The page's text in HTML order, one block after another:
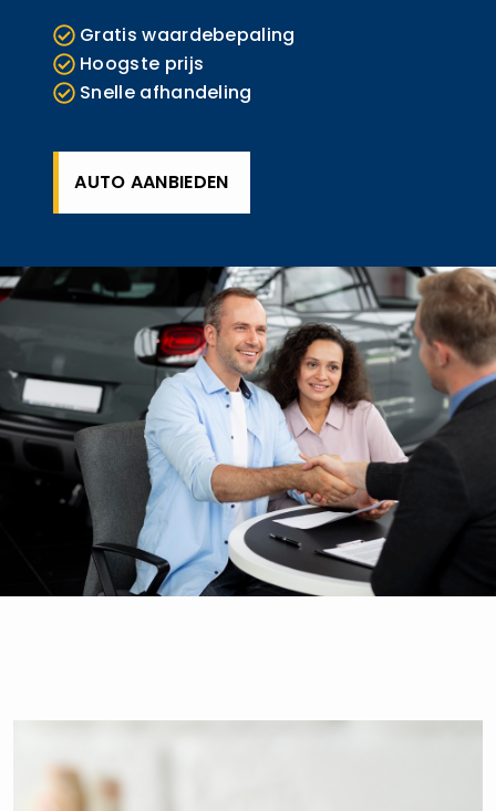
Gratis waardebepaling
Hoogste prijs
Snelle afhandeling
AUTO AANBIEDEN